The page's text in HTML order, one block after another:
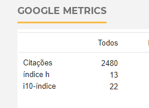
GOOGLE METRICS